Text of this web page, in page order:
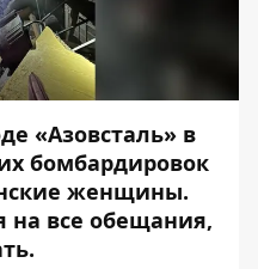
«Азовсталь» в
бомбардировок
женщины.
на все обещания,